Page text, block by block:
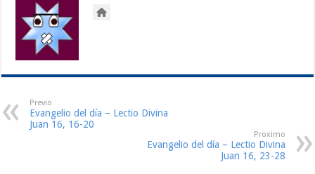
Previo
Evangelio del día – Lectio Divina
Juan 16, 16-20
Proximo
Evangelio del día – Lectio Divina
Juan 16, 23-28